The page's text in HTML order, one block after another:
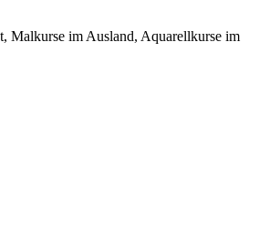
Malkurse im Ausland, Aquarellkurse im